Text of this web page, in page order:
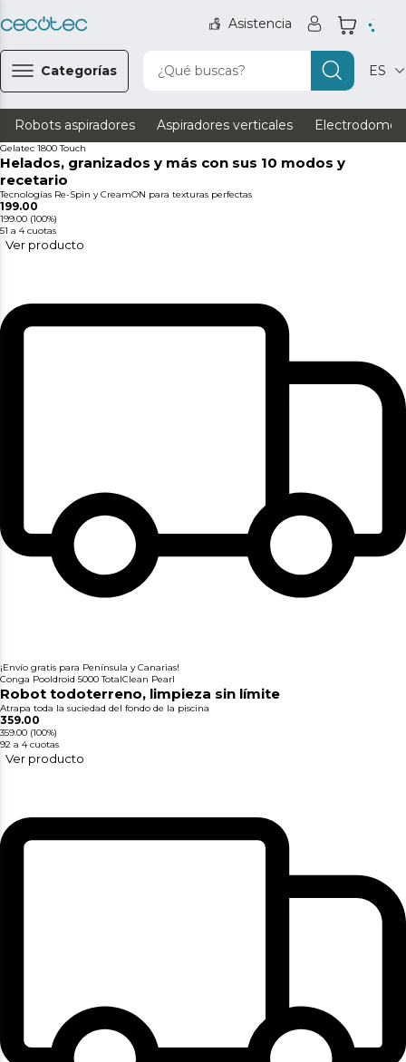
Asistencia
Categorías ¿Qué buscas? ES
Robots aspiradores Aspiradores verticales
Gelatec 1800 Touch
Helados, granizados y más con sus 10 modos y
recetario
Tecnologías Re-Spin y CreamON para texturas perfectas
199.00
199.00 (100%)
51 a 4 cuotas
Ver producto
¡Envío gratis para Península y Canarias!
Conga Pooldroid 5000 TotalClean Pearl
Robot todoterreno, limpieza sin límite
Atrapa toda la suciedad del fondo de la piscina
359.00
359.00 (100%)
92 a 4 cuotas
Ver producto